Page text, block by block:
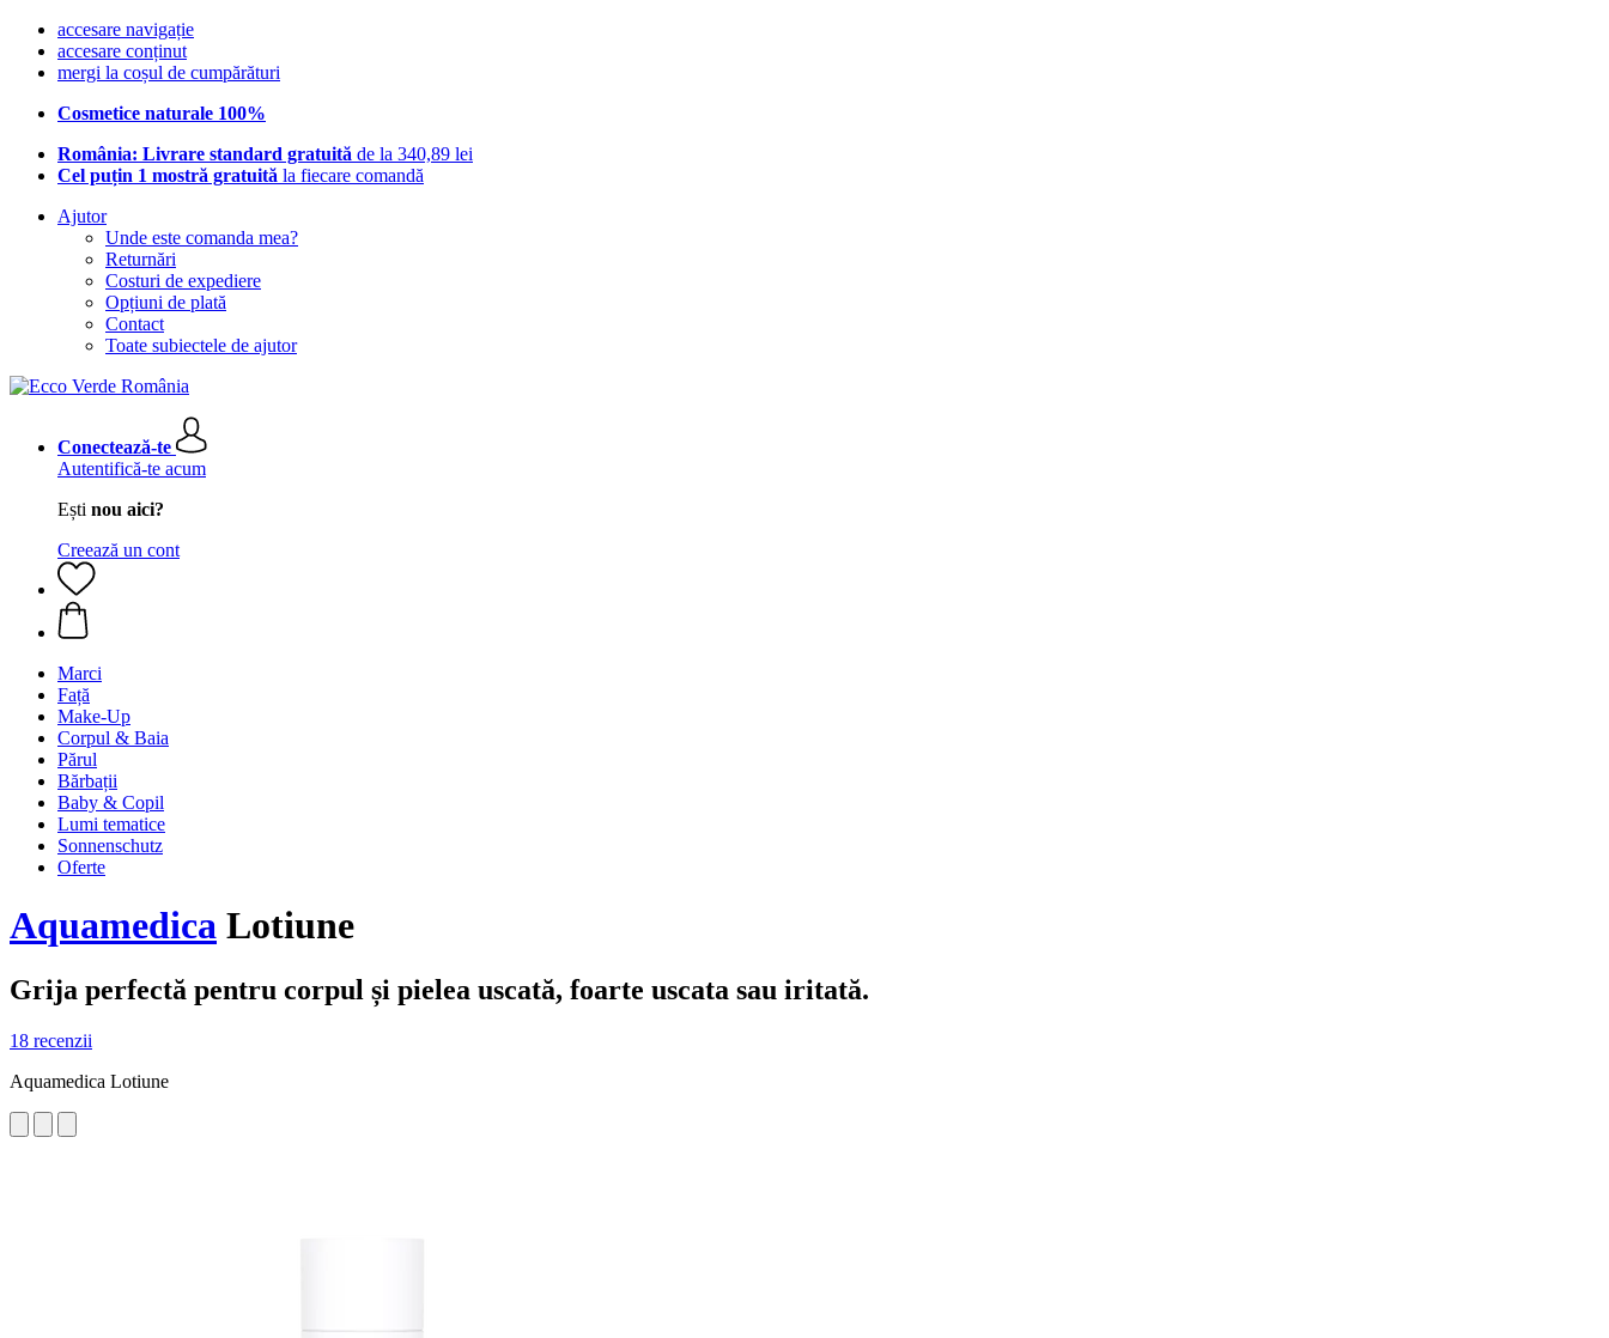
accesare navigație
accesare conținut
mergi la coșul de cumpărături
Cosmetice naturale 100%
România: Livrare standard gratuită de la 340,89 lei
Cel puțin 1 mostră gratuită la fiecare comandă
Ajutor
Unde este comanda mea?
Returnări
Costuri de expediere
Opțiuni de plată
Contact
Toate subiectele de ajutor
Conectează-te
Autentifică-te acum
Ești nou aici?
Creează un cont
Marci
Față
Make-Up
Corpul & Baia
Părul
Bărbații
Baby & Copil
Lumi tematice
Sonnenschutz
Oferte
Aquamedica Lotiune
Grija perfectă pentru corpul și pielea uscată, foarte uscata sau iritată.
18 recenzii
Aquamedica Lotiune